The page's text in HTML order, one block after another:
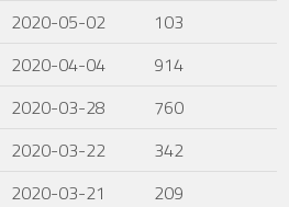
2020-05-02 103
2020-04-04 914
2020-03-28 760
2020-03-22 342
2020-03-21 209